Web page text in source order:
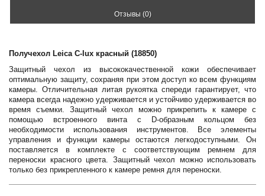
Отзывы (0)
Получехол Leica C-lux красный (18850)
Защитный чехол из высококачественной кожи обеспечивает
оптимальную защиту, сохраняя при этом доступ ко всем функциям
камеры. Отличительная литая рукоятка спереди гарантирует, что
камера всегда надежно удерживается и устойчиво удерживается во
время съемки. Защитный чехол можно прикрепить к камере с
помощью встроенного винта с D-образным кольцом без
необходимости использования инструментов. Все элементы
управления и функции камеры остаются легкодоступными. Он
поставляется в комплекте с соответствующим ремнем для
переноски красного цвета. Защитный чехол можно использовать
только без прикрепленного к камере ремня для переноски.